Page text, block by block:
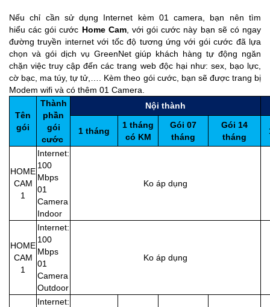
Nếu chỉ cần sử dụng Internet kèm 01 camera, bạn nên tìm
hiểu các gói cước Home Cam, với gói cước này bạn sẽ có ngay
đường truyền internet với tốc độ tương ứng với gói cước đã lựa
chọn và gói dịch vụ GreenNet giúp khách hàng tự động ngăn
chặn việc truy cập đến các trang web độc hại như: sex, bạo lực,
cờ bạc, ma túy, tự tử,…. Kèm theo gói cước, bạn sẽ được trang bị
Modem wifi và có thêm 01 Camera
Tên
gói
Thành
phần
gói
cước
Nội thành
1 tháng
1 tháng
có KM
Gói 07
tháng
Gói 14
tháng
HOME
CAM
1
Internet:
100
Mbps
01
Camera
Indoor
Ko áp dụng
HOME
CAM
1
Internet:
100
Mbps
01
Camera
Outdoor
Ko áp dụng
Internet: